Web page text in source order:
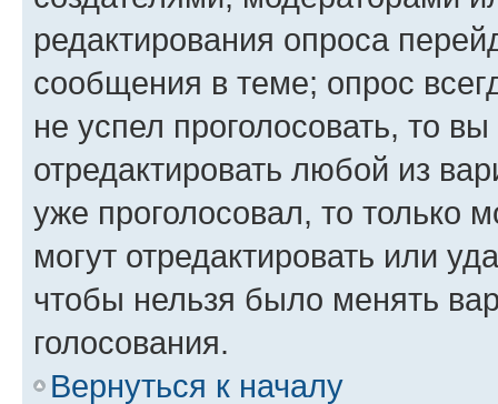
редактирования опроса
сообщения в теме; опрос
не успел проголосовать, то
отредактировать любой из
уже проголосовал, то только
могут отредактировать или
чтобы нельзя было менять
голосования.
Вернуться к началу